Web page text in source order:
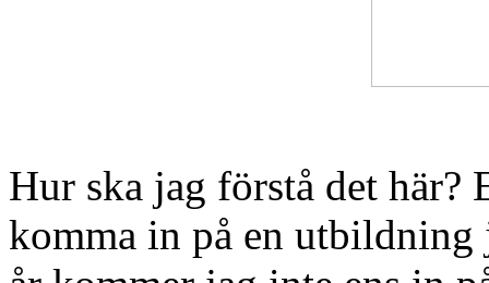
Hur ska jag förstå det här?
komma in på en